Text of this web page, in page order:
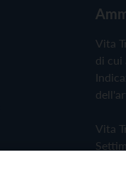
Vita
di cui
Vita